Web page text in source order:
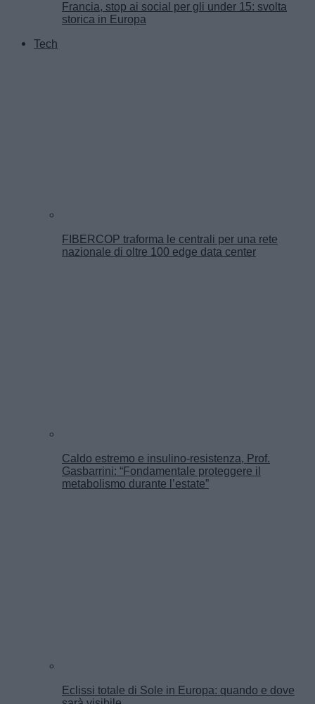
Francia, stop ai social per gli under 15: svolta
storica in Europa
Tech
FIBERCOP traforma le centrali per una rete
nazionale di oltre 100 edge data center
Caldo estremo e insulino-resistenza, Prof.
Gasbarrini: “Fondamentale proteggere il
metabolismo durante l’estate”
Eclissi totale di Sole in Europa: quando e dove